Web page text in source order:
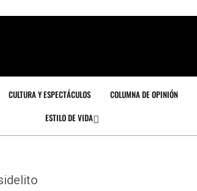
CULTURA Y ESPECTÁCULOS COLUMNA DE OPINIÓN
ESTILO DE VIDA